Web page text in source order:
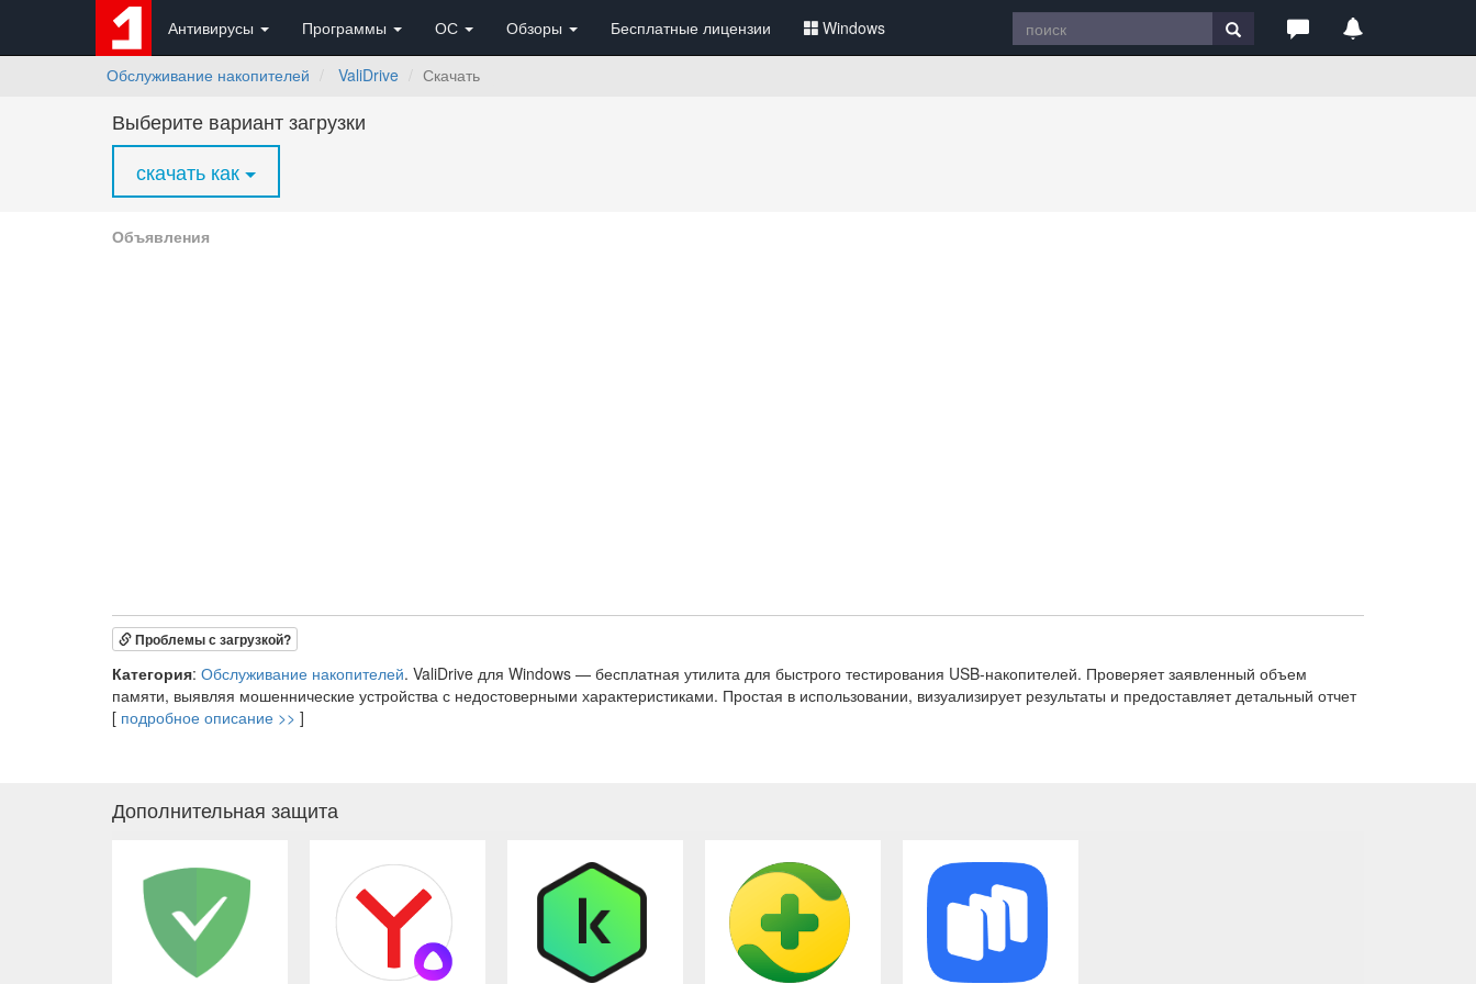
Антивирусы Программы ОС Обзоры Бесплатные лицензии Windows
Обслуживание накопителей ValiDrive Скачать
Выберите вариант загрузки
скачать как
Объявления
Проблемы с загрузкой?
Категория: Обслуживание накопителей. ValiDrive для Windows — бесплатная утилита для быстрого тестирования USB-накопителей. Проверяет заявленный объем
памяти, выявляя мошеннические устройства с недостоверными характеристиками. Простая в использовании, визуализирует результаты и предоставляет детальный отчет
[ подробное описание >> ]
Дополнительная защита